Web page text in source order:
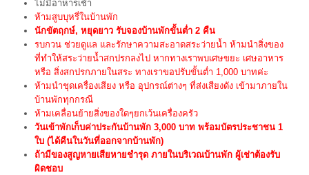
ไม่มีอาหารเช้า
ห้ามสูบบุหรี่ในบ้านพัก
นักขัตฤกษ์, หยุดยาว รับจองบ้านพักขั้นต่ำ 2 คืน
รบกวน ช่วยดูแล และรักษาความสะอาดสระว่ายน้ำ ห้ามนำสิ่งของ
ที่ทำให้สระว่ายน้ำสกปรกลงไป หากทางเราพบเศษขยะ เศษอาหาร
หรือ สิ่งสกปรกภายในสระ ทางเราขอปรับขั้นต่ำ 1,000 บาทค่ะ
ห้ามนำชุดเครื่องเสียง หรือ อุปกรณ์ต่างๆ ที่ส่งเสียงดัง เข้ามาภายใน
บ้านพักทุกกรณี
ห้ามเคลื่อนย้ายสิ่งของใดๆยกเว้นเครื่องครัว
วันเข้าพักเก็บค่าประกันบ้านพัก 3,000 บาท พร้อมบัตรประชาชน 1
ใบ (ได้คืนในวันที่ออกจากบ้านพัก)
ถ้ามีของสูญหายเสียหายชำรุด ภายในบริเวณบ้านพัก ผู้เช่าต้องรับ
ผิดชอบ